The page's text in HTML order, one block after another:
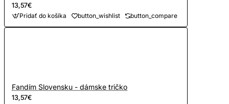
13,57€
Pridať do košíka button_wishlist button_compare
Fandím Slovensku - dámske tričko
13,57€